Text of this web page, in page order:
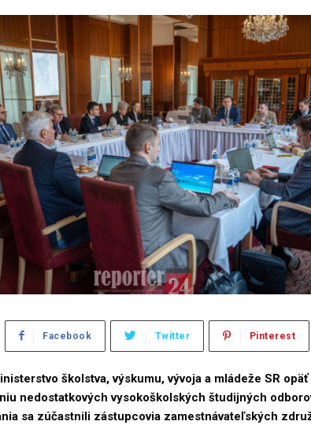
Facebook Twitter Pinterest
školstva, výskumu, vývoja a mládeže SR
nedostatkových vysokoškolských študijných
sa zúčastnili zástupcovia zamestnávateľských